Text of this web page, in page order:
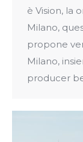
è Vision, la
Milano,
propone
Milano,
producer